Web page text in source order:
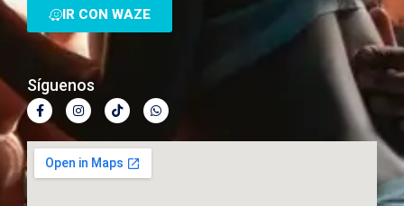
IR CON WAZE
Síguenos